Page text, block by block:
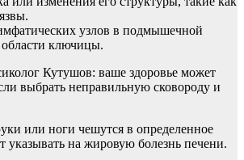
узлов в подмышечной
ключицы.
Кутушов: ваше здоровье может
выбрать неправильную сковороду и
или ноги чешутся в определенное
указывать на жировую болезнь печени.